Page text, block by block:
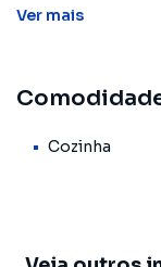
bairro Vila
Ver mais
Cozinha